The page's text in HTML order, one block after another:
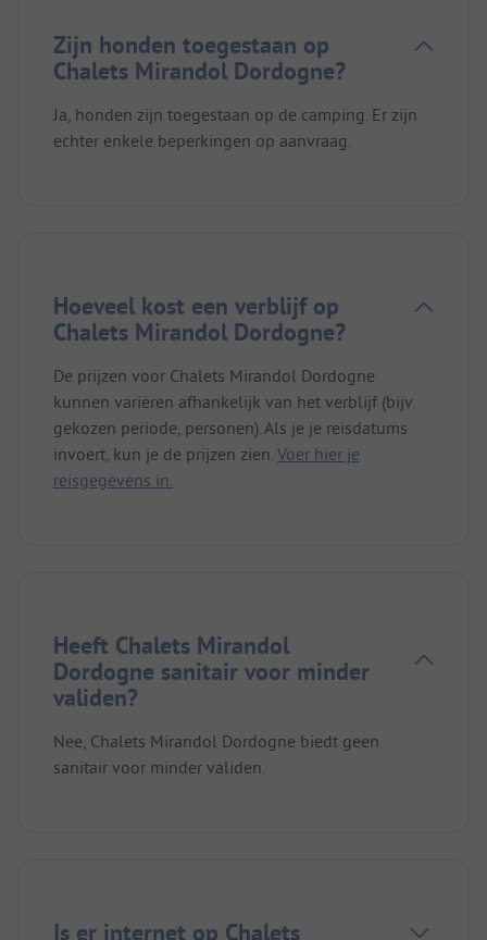
Zijn honden toegestaan op
Chalets Mirandol Dordogne?
Ja, honden zijn toegestaan op de camping. Er zijn
echter enkele beperkingen op aanvraag.
Hoeveel kost een verblijf op
Chalets Mirandol Dordogne?
De prijzen voor Chalets Mirandol Dordogne
kunnen variëren afhankelijk van het verblijf (bijv.
gekozen periode, personen). Als je je reisdatums
invoert, kun je de prijzen zien. Voer hier je
reisgegevens in.
Heeft Chalets Mirandol
Dordogne sanitair voor minder
validen?
Nee, Chalets Mirandol Dordogne biedt geen
sanitair voor minder validen.
Is er internet op Chalets